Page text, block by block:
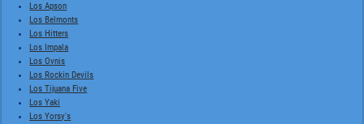
Los Apson
Los Belmonts
Los Hitters
Los Impala
Los Ovnis
Los Rockin Devils
Los Tijuana Five
Los Yaki
Los Yorsy's